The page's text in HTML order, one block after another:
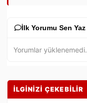
İlk Yorumu Sen Yaz
Yorumlar yüklenemedi.
İLGİNİZİ ÇEKEBİLİR